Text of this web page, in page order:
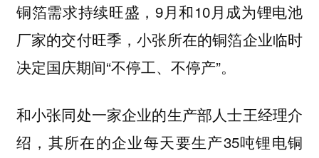
铜箔需求持续旺盛，9月和10月成为锂电池
厂家的交付旺季，小张所在的铜箔企业临时
决定国庆期间“不停工、不停产”。
和小张同处一家企业的生产部人士王经理介
绍，其所在的企业每天要生产35吨锂电铜